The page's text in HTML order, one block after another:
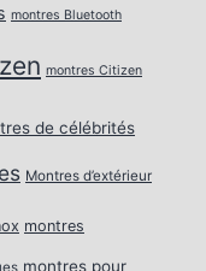
montres Bluetooth
montres Citizen
de célébrités
Montres d’extérieur
montres
montres pour